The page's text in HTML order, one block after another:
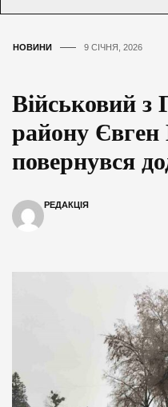
НОВИНИ 9 СІЧНЯ, 2026
Військовий з
району Євген
повернувся
РЕДАКЦІЯ